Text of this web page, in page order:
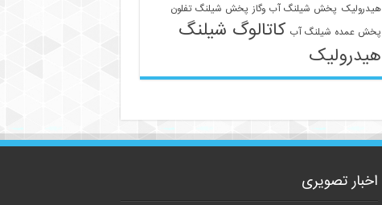
هیدرولیک پخش شیلنگ آب وگاز پخش شیلنگ تفلون
پخش عمده شیلنگ آب کاتالوگ شیلنگ
هیدرولیک
اخبار تصویری